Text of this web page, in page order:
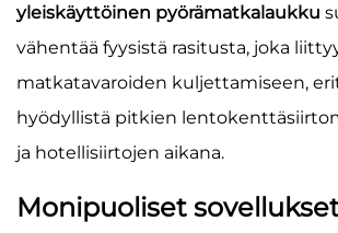
yleiskäyttöinen pyörämatkalaukku
vähentää fyysistä rasitusta, joka
matkatavaroiden kuljettamiseen,
hyödyllistä pitkien
ja hotellisiirtojen aikana.
Monipuoliset